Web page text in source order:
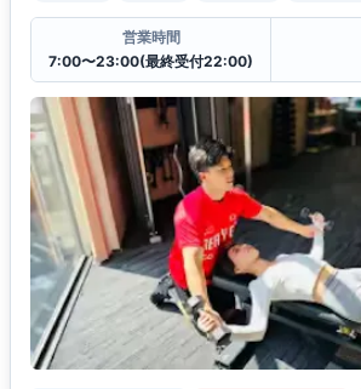
営業時間
7:00〜23:00(最終受付22:00)